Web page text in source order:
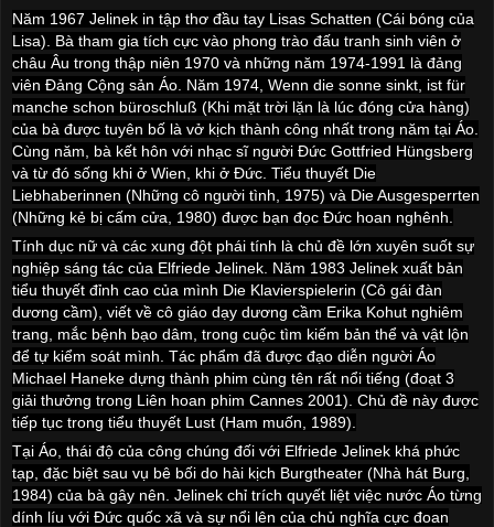
Năm 1967 Jelinek in tập thơ đầu tay Lisas Schatten (Cái bóng của
Lisa). Bà tham gia tích cực vào phong trào đấu tranh sinh viên ở
châu Âu trong thập niên 1970 và những năm 1974-1991 là đảng
viên Đảng Cộng sản Áo. Năm 1974, Wenn die sonne sinkt, ist für
manche schon büroschluß (Khi mặt trời lặn là lúc đóng cửa hàng)
của bà được tuyên bố là vở kịch thành công nhất trong năm tại Áo.
Cùng năm, bà kết hôn với nhạc sĩ người Đức Gottfried Hüngsberg
và từ đó sống khi ở Wien, khi ở Đức. Tiểu thuyết Die
Liebhaberinnen (Những cô người tình, 1975) và Die Ausgesperrten
(Những kẻ bị cấm cửa, 1980) được bạn đọc Đức hoan nghênh.
Tính dục nữ và các xung đột phái tính là chủ đề lớn xuyên suốt sự
nghiệp sáng tác của Elfriede Jelinek. Năm 1983 Jelinek xuất bản
tiểu thuyết đỉnh cao của mình Die Klavierspielerin (Cô gái đàn
dương cầm), viết về cô giáo dạy dương cầm Erika Kohut nghiêm
trang, mắc bệnh bạo dâm, trong cuộc tìm kiếm bản thể và vật lộn
để tự kiểm soát mình. Tác phẩm đã được đạo diễn người Áo
Michael Haneke dựng thành phim cùng tên rất nổi tiếng (đoạt 3
giải thưởng trong Liên hoan phim Cannes 2001). Chủ đề này được
tiếp tục trong tiểu thuyết Lust (Ham muốn, 1989).
Tại Áo, thái độ của công chúng đối với Elfriede Jelinek khá phức
tạp, đặc biệt sau vụ bê bối do hài kịch Burgtheater (Nhà hát Burg,
1984) của bà gây nên. Jelinek chỉ trích quyết liệt việc nước Áo từng
dính líu với Đức quốc xã và sự nổi lên của chủ nghĩa cực đoan